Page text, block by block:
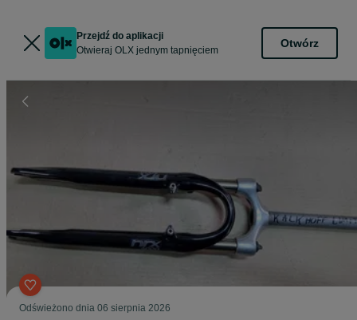
Przejdź do aplikacji
Otwieraj OLX jednym tapnięciem
Otwórz
Odświeżono dnia 06 sierpnia 2026